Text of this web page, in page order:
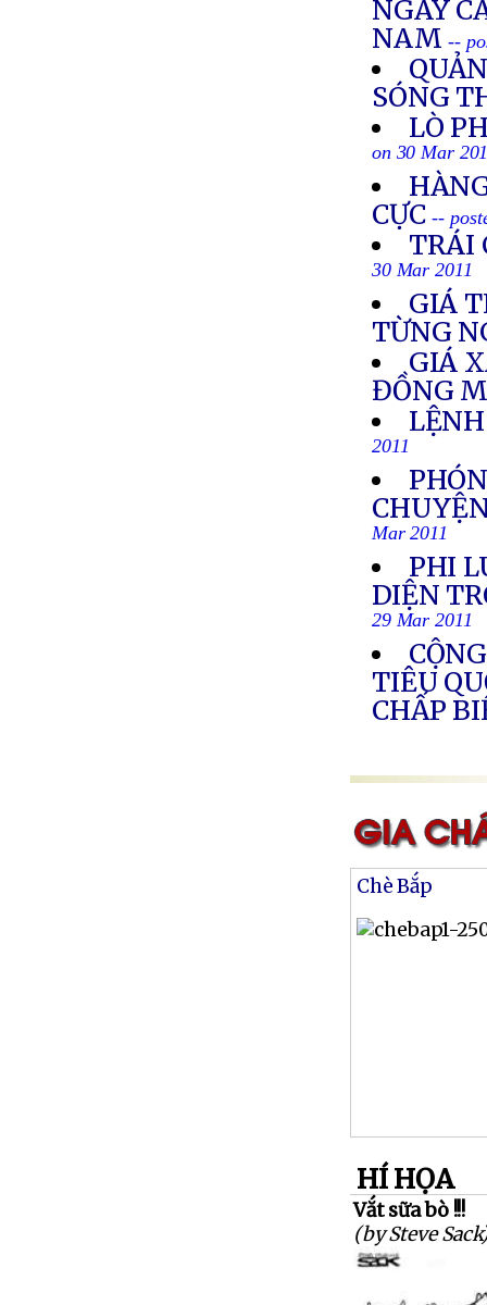
NGÀY
NAM--
SÓNG
LÒ
on 30 Mar
CỰC--
TRÁI
30 Mar 2011
GIÁ
TỪNG
GIÁ
ĐỒNG
2011
Mar 2011
PHI
DIỆN
29 Mar 2011
TIÊU
CHẤP
Chè Bắp
HÍ HỌA
Vắt sữa bò !!!
(by Steve